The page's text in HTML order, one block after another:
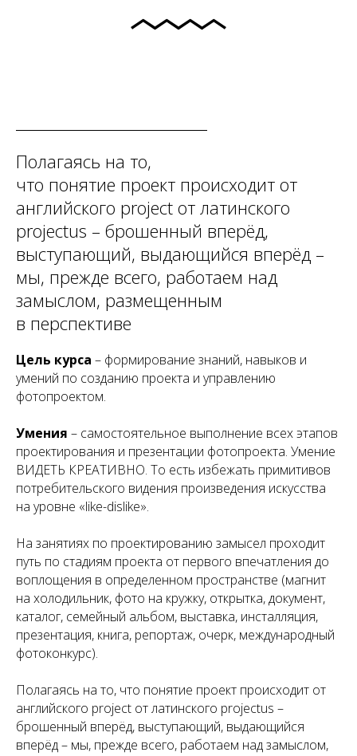
Полагаясь на то,
что понятие проект происходит от
английского project от латинского
projectus – брошенный вперёд,
выступающий, выдающийся вперёд –
мы, прежде всего, работаем над
замыслом, размещенным
в перспективе
Цель курса – формирование знаний, навыков и
умений по созданию проекта и управлению
фотопроектом.
Умения – самостоятельное выполнение всех этапов
проектирования и презентации фотопроекта. Умение
ВИДЕТЬ КРЕАТИВНО. То есть избежать примитивов
потребительского видения произведения искусства
на уровне «like-dislike».
На занятиях по проектированию замысел проходит
путь по стадиям проекта от первого впечатления до
воплощения в определенном пространстве (магнит
на холодильник, фото на кружку, открытка, документ,
каталог, семейный альбом, выставка, инсталляция,
презентация, книга, репортаж, очерк, международный
фотоконкурс).
Полагаясь на то, что понятие проект происходит от
английского project от латинского projectus –
брошенный вперёд, выступающий, выдающийся
вперёд– мы, прежде всего, работаем над замыслом,